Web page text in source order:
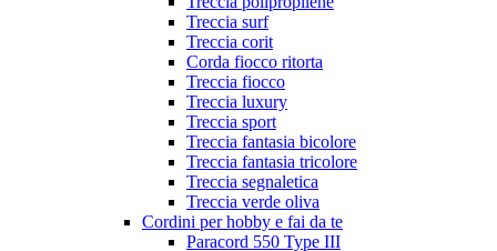
Treccia surf
Treccia corit
Corda fiocco ritorta
Treccia fiocco
Treccia luxury
Treccia sport
Treccia fantasia bicolore
Treccia fantasia tricolore
Treccia segnaletica
Treccia verde oliva
Cordini per hobby e fai da te
Paracord 550 Type III